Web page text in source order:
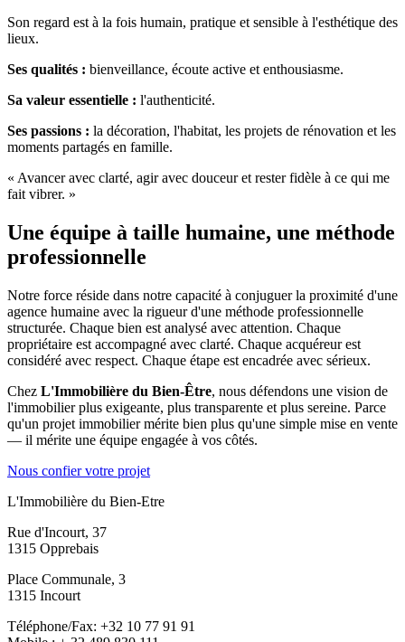
Son regard est à la fois humain, pratique et sensible à l'esthétique des
lieux.
Ses qualités : bienveillance, écoute active et enthousiasme.
Sa valeur essentielle : l'authenticité.
Ses passions : la décoration, l'habitat, les projets de rénovation et les
moments partagés en famille.
« Avancer avec clarté, agir avec douceur et rester fidèle à ce qui me
fait vibrer. »
Une équipe à taille humaine, une méthode
professionnelle
Notre force réside dans notre capacité à conjuguer la proximité d'une
agence humaine avec la rigueur d'une méthode professionnelle
structurée. Chaque bien est analysé avec attention. Chaque
propriétaire est accompagné avec clarté. Chaque acquéreur est
considéré avec respect. Chaque étape est encadrée avec sérieux.
Chez L'Immobilière du Bien-Être, nous défendons une vision de
l'immobilier plus exigeante, plus transparente et plus sereine. Parce
qu'un projet immobilier mérite bien plus qu'une simple mise en vente
— il mérite une équipe engagée à vos côtés.
Nous confier votre projet
L'Immobilière du Bien-Etre
Rue d'Incourt, 37
1315 Opprebais
Place Communale, 3
1315 Incourt
Téléphone/Fax: +32 10 77 91 91